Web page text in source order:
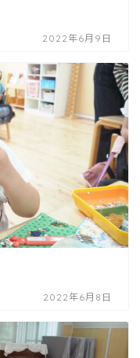
2022年6月9日
2022年6月8日